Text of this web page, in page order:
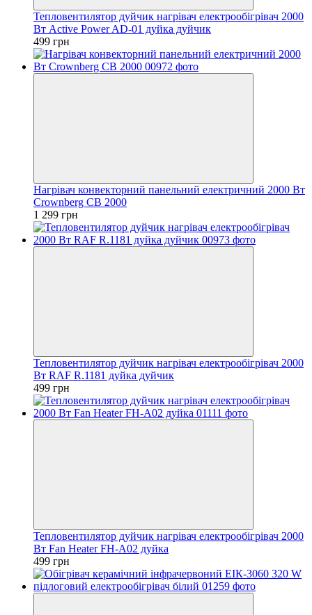
Тепловентилятор дуйчик нагрівач електрообігрівач 2000
Вт Active Power AD-01 дуйка дуйчик
499 грн
Нагрівач конвекторний панельний електричний 2000 Вт
Crownberg CB 2000
1 299 грн
Тепловентилятор дуйчик нагрівач електрообігрівач 2000
Вт RAF R.1181 дуйка дуйчик
499 грн
Тепловентилятор дуйчик нагрівач електрообігрівач 2000
Вт Fan Heater FH-A02 дуйка
499 грн